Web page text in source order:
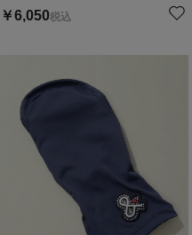
￥6,050税込